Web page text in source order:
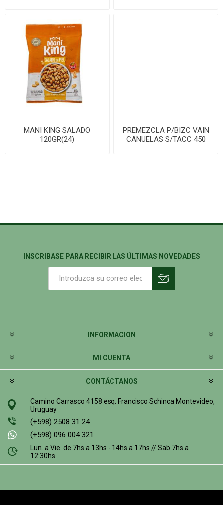
MANI KING SALADO
120GR(24)
PREMEZCLA P/BIZC VAIN
CANUELAS S/TACC 450
GR(16)
INSCRIBASE PARA RECIBIR LAS ÚLTIMAS NOVEDADES
INFORMACION
MI CUENTA
CONTÁCTANOS
Camino Carrasco 4158 esq. Francisco Schinca Montevideo,
Uruguay
(+598) 2508 31 24
(+598) 096 004 321
Lun. a Vie. de 7hs a 13hs - 14hs a 17hs // Sab 7hs a
12:30hs